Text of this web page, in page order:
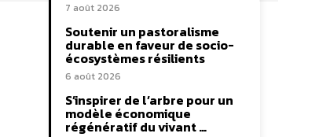
7 août 2026
Soutenir un pastoralisme
durable en faveur de socio-
écosystèmes résilients
6 août 2026
S’inspirer de l’arbre pour un
modèle économique
régénératif du vivant …